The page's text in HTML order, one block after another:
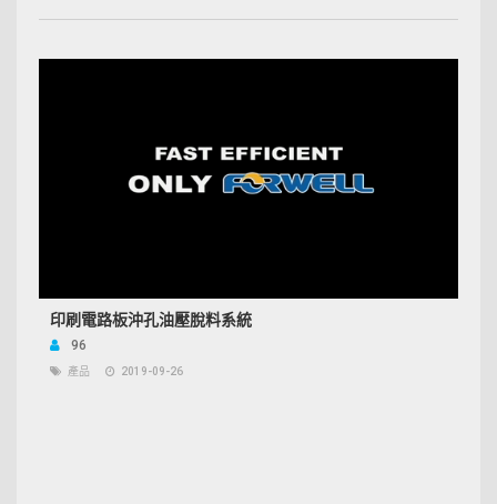
印刷電路板沖孔油壓脫料系統
96
產品 2019-09-26